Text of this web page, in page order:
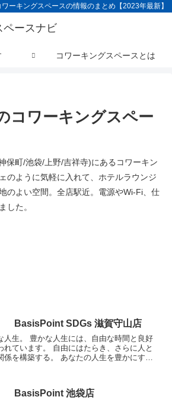
ーキングスペースの情報のまとめ【2023年最新】
コワーキングスペースとは
コワーキングスペー
保町/池袋/上野/吉祥寺)にあるコワーキン
のように気軽に入れて、ホテルラウンジ
のよい空間。全店駅近。電源やWi-Fi、仕
した。
BasisPoint SDGs 滋賀守山店
人生。 豊かな人生には、自由な時間と良好
れています。 自由にはたらき、さらに人と
係を構築する。 あなたの人生を豊かにす
BasisPoint 池袋店